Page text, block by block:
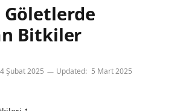
Bitkiler
4 Şubat 2025 Updated: 5 Mart 2025